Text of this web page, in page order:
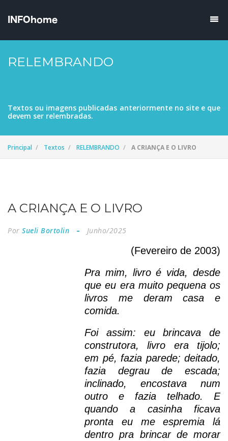
RELEMBRANDO
Textos ou imagens publicadas anteriormente no site e que
devem ser relembradas.
Principal Textos RELEMBRANDO A CRIANÇA E O LIVRO
A CRIANÇA E O LIVRO
Por Sueli Bortolin Junho/2025
(Fevereiro de 2003)
Pra mim, livro é vida, desde
que eu era muito pequena os
livros me deram casa e
comida.
Foi assim: eu brincava de
construtora, livro era tijolo;
em pé, fazia parede; deitado,
fazia degrau de escada;
inclinado, encostava num
outro e fazia telhado. E
quando a casinha ficava
pronta eu me espremia lá
dentro pra brincar de morar